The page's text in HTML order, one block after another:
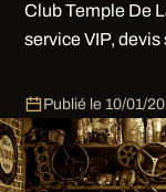
Club Temple De
service VIP,
Publié le 10/01/